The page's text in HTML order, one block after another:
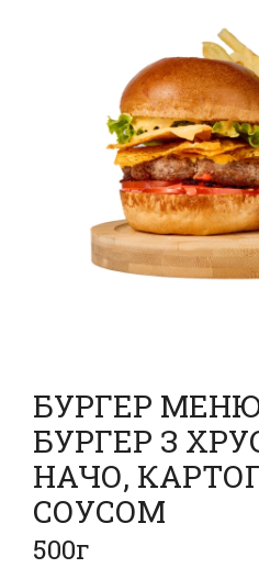
БУРГЕР
БУРГЕР З
НАЧО,
СОУСОМ
500г